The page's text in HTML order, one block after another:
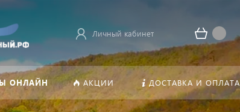
Личный кабинет
ОНЛАЙН АКЦИИ ДОСТАВКА И ОПЛАТА